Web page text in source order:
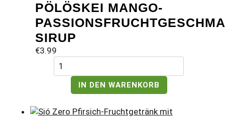
PÖLÖSKEI MANGO-
SIRUP
€3.99
Pölöskei
Mango-
Passionsfruchtgeschmack
Sirup
Menge
IN DEN WARENKORB